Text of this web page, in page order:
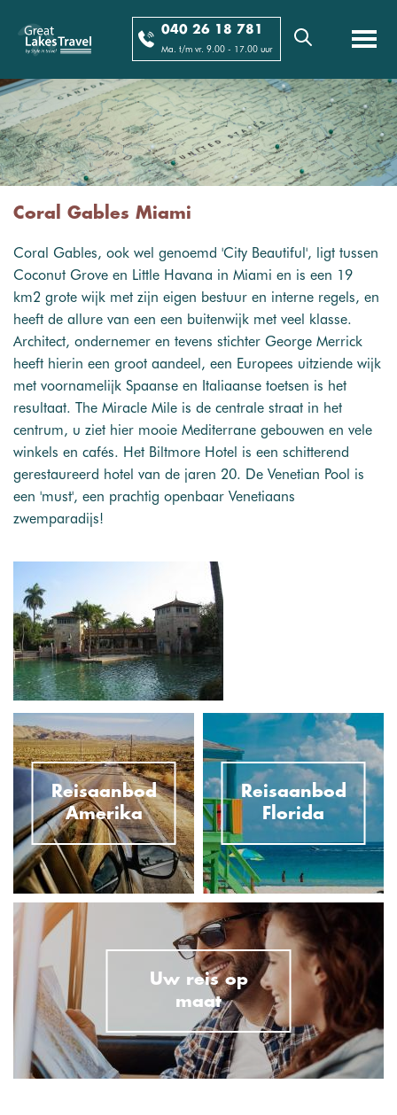
040 26 18 781
Ma. t/m vr. 9.00 - 17.00 uur
Coral Gables Miami
Coral Gables, ook wel genoemd 'City Beautiful', ligt tussen
Coconut Grove en Little Havana in Miami en is een 19
km2 grote wijk met zijn eigen bestuur en interne regels, en
heeft de allure van een een buitenwijk met veel klasse.
Architect, ondernemer en tevens stichter George Merrick
heeft hierin een groot aandeel, een Europees uitziende wijk
met voornamelijk Spaanse en Italiaanse toetsen is het
resultaat. The Miracle Mile is de centrale straat in het
centrum, u ziet hier mooie Mediterrane gebouwen en vele
winkels en cafés. Het Biltmore Hotel is een schitterend
gerestaureerd hotel van de jaren 20. De Venetian Pool is
een 'must', een prachtig openbaar Venetiaans
zwemparadijs!
Reisaanbod
Amerika
Reisaanbod
Florida
Uw reis op
maat